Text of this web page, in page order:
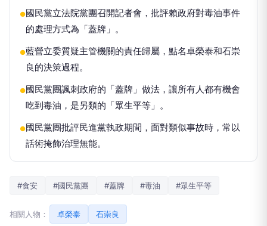
●國民黨立法院黨團召開記者會，批評賴政府對毒油事件
的處理方式為「蓋牌」。
●藍營立委質疑主管機關的責任歸屬，點名卓榮泰和石崇
良的決策過程。
●國民黨團諷刺政府的「蓋牌」做法，讓所有人都有機會
吃到毒油，是另類的「眾生平等」。
●國民黨團批評民進黨執政期間，面對類似事故時，常以
話術掩飾治理無能。
#食安 #國民黨團 #蓋牌 #毒油 #眾生平等
相關人物： 卓榮泰 石崇良